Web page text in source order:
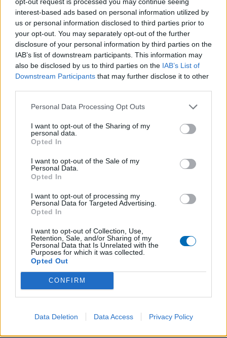
interest-based ads based on personal information utilized by
us or personal information disclosed to third parties prior to
your opt-out. You may separately opt-out of the further
disclosure of your personal information by third parties on the
IAB’s list of downstream participants. This information may
also be disclosed by us to third parties on the IAB’s List of
Downstream Participants that may further disclose it to other
Personal Data Processing Opt Outs
I want to opt-out of the Sharing of my
personal data.
Opted In
I want to opt-out of the Sale of my
Personal Data.
Opted In
I want to opt-out of processing my
Personal Data for Targeted Advertising.
Opted In
I want to opt-out of Collection, Use,
Retention, Sale, and/or Sharing of my
Personal Data that Is Unrelated with the
Purposes for which it was collected.
Opted Out
CONFIRM
Data Deletion Data Access Privacy Policy
Cap sur BayonneAvec ce match nul,
l’Olympique de Saumur conserve ses chances
de maintien intactes. Tout se jouera lors de
l’ultime journée de championnat lors d’un
déplacement périlleux sur la côte basque. Un
dernier effort collectif sera nécessaire pour